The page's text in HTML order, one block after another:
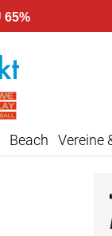
65%
Beach Vereine